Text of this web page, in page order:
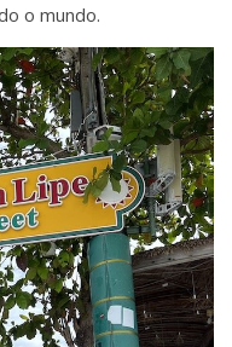
o mundo.